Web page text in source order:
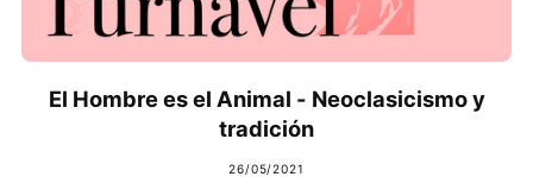
El Hombre es el Animal - Neoclasicismo y
tradición
26/05/2021